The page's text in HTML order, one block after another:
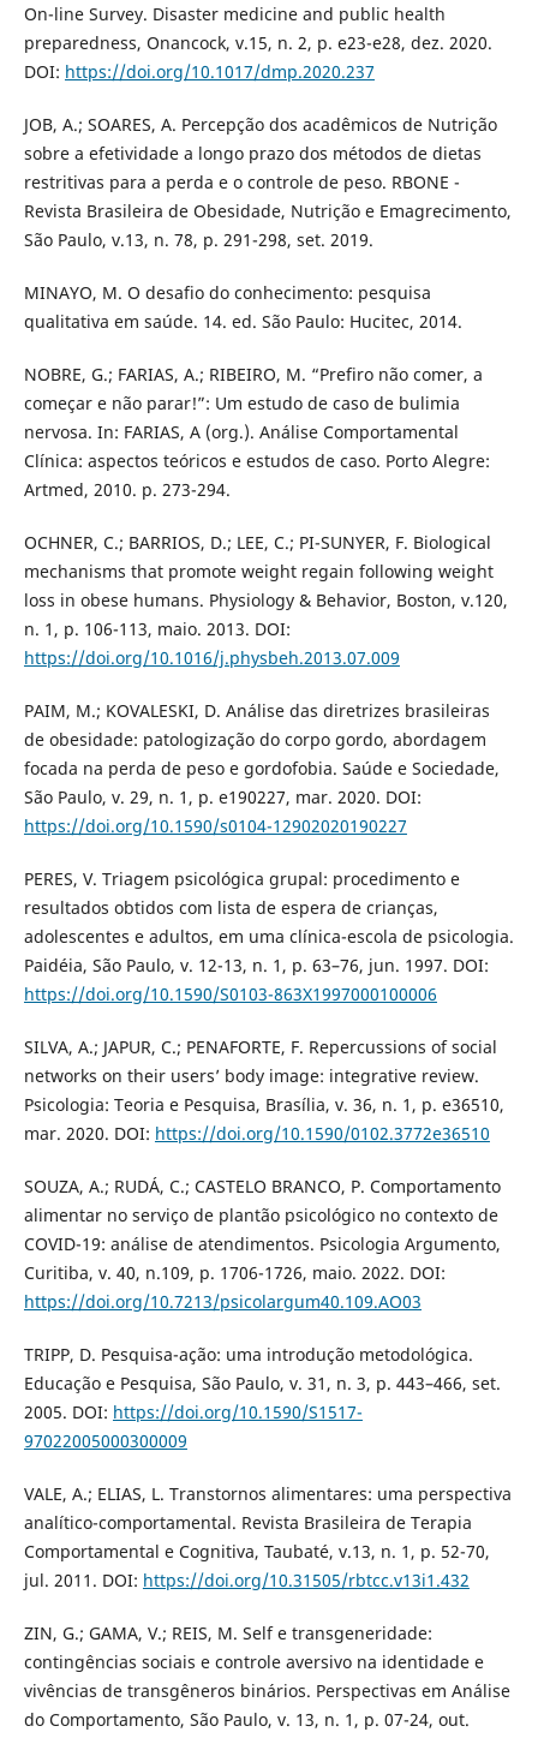
On-line Survey. Disaster medicine and public health
preparedness, Onancock, v.15, n. 2, p. e23-e28, dez. 2020.
DOI: https://doi.org/10.1017/dmp.2020.237
JOB, A.; SOARES, A. Percepção dos acadêmicos de Nutrição
sobre a efetividade a longo prazo dos métodos de dietas
restritivas para a perda e o controle de peso. RBONE -
Revista Brasileira de Obesidade, Nutrição e Emagrecimento,
São Paulo, v.13, n. 78, p. 291-298, set. 2019.
MINAYO, M. O desafio do conhecimento: pesquisa
qualitativa em saúde. 14. ed. São Paulo: Hucitec, 2014.
NOBRE, G.; FARIAS, A.; RIBEIRO, M. “Prefiro não comer, a
começar e não parar!”: Um estudo de caso de bulimia
nervosa. In: FARIAS, A (org.). Análise Comportamental
Clínica: aspectos teóricos e estudos de caso. Porto Alegre:
Artmed, 2010. p. 273-294.
OCHNER, C.; BARRIOS, D.; LEE, C.; PI-SUNYER, F. Biological
mechanisms that promote weight regain following weight
loss in obese humans. Physiology & Behavior, Boston, v.120,
n. 1, p. 106-113, maio. 2013. DOI:
https://doi.org/10.1016/j.physbeh.2013.07.009
PAIM, M.; KOVALESKI, D. Análise das diretrizes brasileiras
de obesidade: patologização do corpo gordo, abordagem
focada na perda de peso e gordofobia. Saúde e Sociedade,
São Paulo, v. 29, n. 1, p. e190227, mar. 2020. DOI:
https://doi.org/10.1590/s0104-12902020190227
PERES, V. Triagem psicológica grupal: procedimento e
resultados obtidos com lista de espera de crianças,
adolescentes e adultos, em uma clínica-escola de psicologia.
Paidéia, São Paulo, v. 12-13, n. 1, p. 63–76, jun. 1997. DOI:
https://doi.org/10.1590/S0103-863X1997000100006
SILVA, A.; JAPUR, C.; PENAFORTE, F. Repercussions of social
networks on their users’ body image: integrative review.
Psicologia: Teoria e Pesquisa, Brasília, v. 36, n. 1, p. e36510,
mar. 2020. DOI: https://doi.org/10.1590/0102.3772e36510
SOUZA, A.; RUDÁ, C.; CASTELO BRANCO, P. Comportamento
alimentar no serviço de plantão psicológico no contexto de
COVID-19: análise de atendimentos. Psicologia Argumento,
Curitiba, v. 40, n.109, p. 1706-1726, maio. 2022. DOI:
https://doi.org/10.7213/psicolargum40.109.AO03
TRIPP, D. Pesquisa-ação: uma introdução metodológica.
Educação e Pesquisa, São Paulo, v. 31, n. 3, p. 443–466, set.
2005. DOI: https://doi.org/10.1590/S1517-
97022005000300009
VALE, A.; ELIAS, L. Transtornos alimentares: uma perspectiva
analítico-comportamental. Revista Brasileira de Terapia
Comportamental e Cognitiva, Taubaté, v.13, n. 1, p. 52-70,
jul. 2011. DOI: https://doi.org/10.31505/rbtcc.v13i1.432
ZIN, G.; GAMA, V.; REIS, M. Self e transgeneridade:
contingências sociais e controle aversivo na identidade e
vivências de transgêneros binários. Perspectivas em Análise
do Comportamento, São Paulo, v. 13, n. 1, p. 07-24, out.